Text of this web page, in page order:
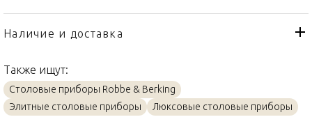
Тип товара
Ложка
Бренд
Страна производителя
Материал
Посеребрение, Золото
Объем / Размер
18,6см
Наличие и доставка
Также ищут:
Столовые приборы Robbe & Berking
Элитные столовые приборы
Люксовые столовые приборы